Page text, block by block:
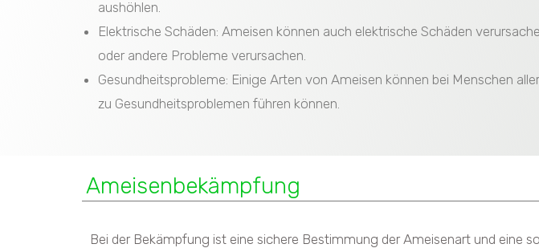
aushöhlen.
Elektrische Schäden: Ameisen können auch elektrische Schäden
oder andere Probleme verursachen.
Gesundheitsprobleme: Einige Arten von Ameisen können bei Menschen
zu Gesundheitsproblemen führen können.
Ameisenbekämpfung
Bei der Bekämpfung ist eine sichere Bestimmung der Ameisenart und eine